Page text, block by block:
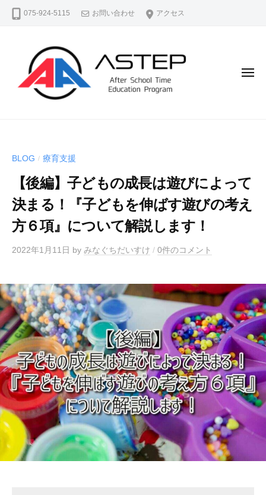
075-924-5115 お問い合わせ アクセス
（
ア
ス
テ
プ
）
公
式
ホ
ー
ム
ペ
ー
く
る
、
り
よ
く
生
き
る
メ
BLOG / 療育支援
【後編】子どもの成長は遊びによって
決まる！『子どもを伸ばす遊びの考え
方６項』について解説します！
2022年1月11日 by みなぐちだいすけ / 0件のコメント
ア
）
ホ
ー
ム